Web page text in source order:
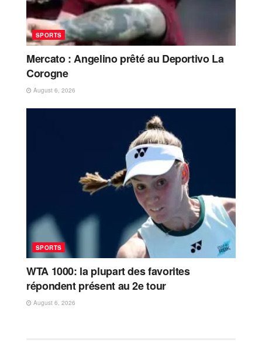
SPORTS
Mercato : Angelino prêté au Deportivo La
Corogne
August 6, 2026
SPORTS
WTA 1000: la plupart des favorites
répondent présent au 2e tour
August 6, 2026